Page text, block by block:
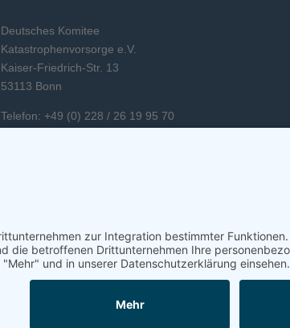
Deutsches Komitee
Katastrophenvorsorge e.V.
Kaiser-Friedrich-Str. 13
53113 Bonn
Telefon: +49 (0) 228 / 26 19 95 70